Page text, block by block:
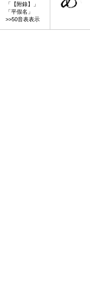
「【附錄】」
「平假名」
>>50音表表示